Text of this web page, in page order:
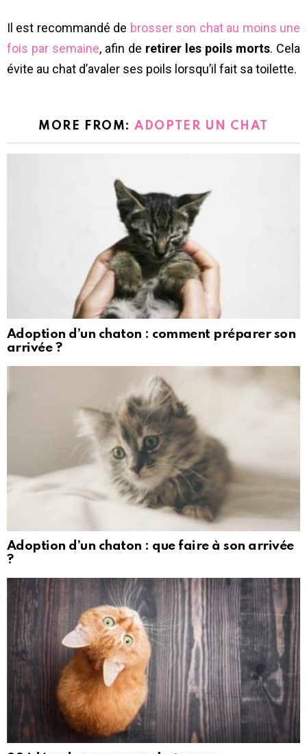
Il est recommandé de brosser son chat au moins une
fois par semaine, afin de retirer les poils morts. Cela
évite au chat d’avaler ses poils lorsqu’il fait sa toilette.
MORE FROM:ADOPTER UN CHAT
Adoption d’un chaton : comment préparer son
arrivée ?
Adoption d’un chaton : que faire à son arrivée
?